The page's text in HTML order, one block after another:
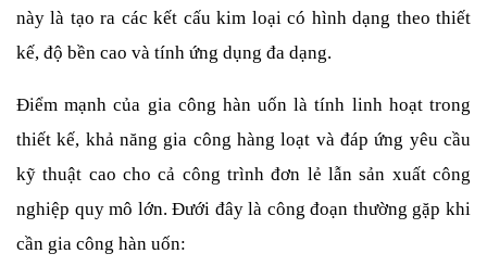
này là tạo ra các kết cấu kim loại có hình dạng theo thiết
kế, độ bền cao và tính ứng dụng đa dạng.
Điểm mạnh của gia công hàn uốn là tính linh hoạt trong
thiết kế, khả năng gia công hàng loạt và đáp ứng yêu cầu
kỹ thuật cao cho cả công trình đơn lẻ lẫn sản xuất công
nghiệp quy mô lớn. Đưới đây là công đoạn thường gặp khi
cần gia công hàn uốn: